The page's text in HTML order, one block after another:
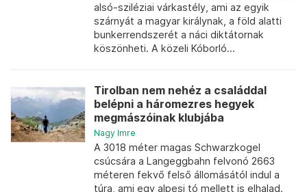
alsó-sziléziai várkastély, ami az egyik
szárnyát a magyar királynak, a föld alatti
bunkerrendszerét a náci diktátornak
köszönheti. A közeli Kóborló...
Tirolban nem nehéz a családdal
belépni a háromezres hegyek
megmászóinak klubjába
Nagy Imre
A 3018 méter magas Schwarzkogel
csúcsára a Langeggbahn felvonó 2663
méteren fekvő felső állomásától indul a
túra, ami egy alpesi tó mellett is elhalad.